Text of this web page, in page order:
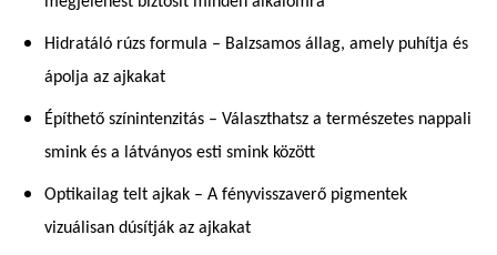
Hidratáló rúzs formula – Balzsamos állag, amely puhítja és
ápolja az ajkakat
Építhető színintenzitás – Választhatsz a természetes nappali
smink és a látványos esti smink között
Optikailag telt ajkak – A fényvisszaverő pigmentek
vizuálisan dúsítják az ajkakat